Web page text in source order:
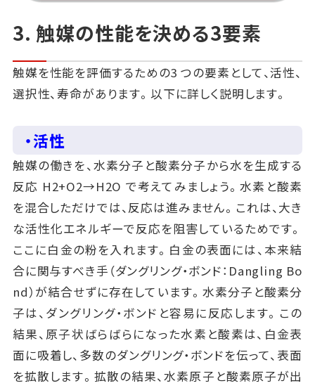
3. 触媒の性能を決める3要素
触媒を性能を評価するための3 つの要素として、活性、
選択性、寿命があります。以下に詳しく説明します。
・活性
触媒の働きを、水素分子と酸素分子から水を生成する
反応 H2+O2→H2O で考えてみましょう。水素と酸素
を混合しただけでは、反応は進みません。これは、大き
な活性化エネルギーで反応を阻害しているためです。
ここに白金の粉を入れます。白金の表面には、本来結
合に関与すべき手（ダングリング・ボンド：Dangling Bo
nd）が結合せずに存在しています。水素分子と酸素分
子は、ダングリング・ボンドと容易に反応します。この
結果、原子状ばらばらになった水素と酸素は、白金表
面に吸着し、多数のダングリング・ボンドを伝って、表面
を拡散します。拡散の結果、水素原子と酸素原子が出